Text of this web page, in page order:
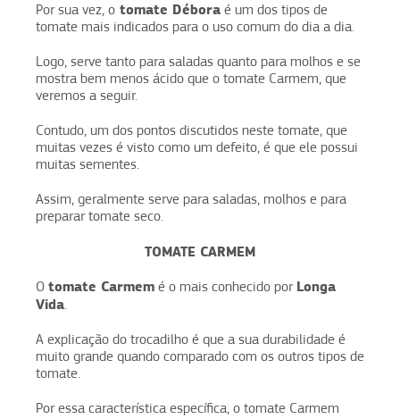
Por sua vez, o tomate Débora é um dos tipos de
tomate mais indicados para o uso comum do dia a dia.
Logo, serve tanto para saladas quanto para molhos e se
mostra bem menos ácido que o tomate Carmem, que
veremos a seguir.
Contudo, um dos pontos discutidos neste tomate, que
muitas vezes é visto como um defeito, é que ele possui
muitas sementes.
Assim, geralmente serve para saladas, molhos e para
preparar tomate seco.
TOMATE CARMEM
O tomate Carmem é o mais conhecido por Longa
Vida.
A explicação do trocadilho é que a sua durabilidade é
muito grande quando comparado com os outros tipos de
tomate.
Por essa característica específica, o tomate Carmem